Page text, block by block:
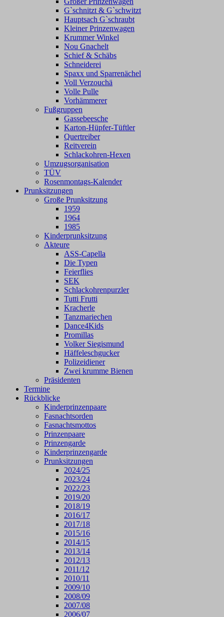
Gˋschnitzt & Gˋschwitzt
Hauptsach G`schraubt
Kleiner Prinzenwagen
Krummer Winkel
Nou Gnachelt
Schief & Schäbs
Schneiderei
Spaxx und Sparrenächel
Voll Verzouchä
Volle Pulle
Vorhämmerer
Fußgruppen
Gassebeesche
Karton-Hüpfer-Tüftler
Quertreiber
Reitverein
Schlackohren-Hexen
Umzugsorganisation
TÜV
Rosenmontags-Kalender
Prunksitzungen
Große Prunksitzung
1959
1964
1985
Kinderprunksitzung
Akteure
ASS-Capella
Die Typen
Feierflies
SEK
Schlackohrenpurzler
Tutti Frutti
Kracherle
Tanzmariechen
Dance4Kids
Promillas
Volker Siegismund
Häffeleschgucker
Polizeidiener
Zwei krumme Bienen
Präsidenten
Termine
Rückblicke
Kinderprinzenpaare
Fasnachtsorden
Fasnachtsmottos
Prinzenpaare
Prinzengarde
Kinderprinzengarde
Prunksitzungen
2024/25
2023/24
2022/23
2019/20
2018/19
2016/17
2017/18
2015/16
2014/15
2013/14
2012/13
2011/12
2010/11
2009/10
2008/09
2007/08
2006/07